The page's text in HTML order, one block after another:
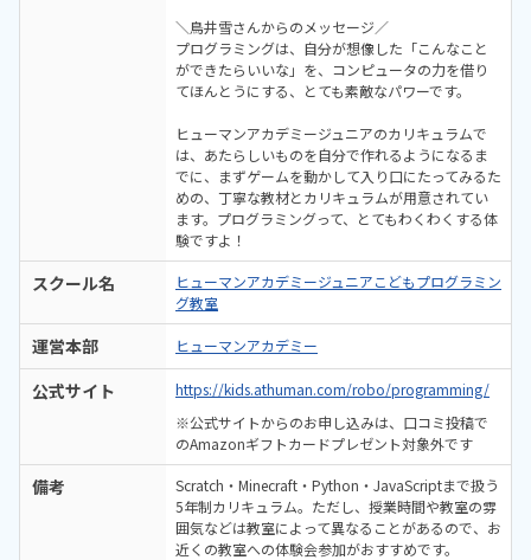
＼鳥井雪さんからのメッセージ／
プログラミングは、自分が想像した「こんなこと
ができたらいいな」を、コンピュータの力を借り
てほんとうにする、とても素敵なパワーです。
ヒューマンアカデミージュニアのカリキュラムで
は、あたらしいものを自分で作れるようになるま
でに、まずゲームを動かして入り口にたってみるた
めの、丁寧な教材とカリキュラムが用意されてい
ます。プログラミングって、とてもわくわくする体
験ですよ！
スクール名
ヒューマンアカデミージュニアこどもプログラミン
グ教室
運営本部 ヒューマンアカデミー
公式サイト
https://kids.athuman.com/robo/programming/
※公式サイトからのお申し込みは、口コミ投稿で
のAmazonギフトカードプレゼント対象外です
備考
Scratch・Minecraft・Python・JavaScriptまで扱う
5年制カリキュラム。ただし、授業時間や教室の雰
囲気などは教室によって異なることがあるので、お
近くの教室への体験会参加がおすすめです。